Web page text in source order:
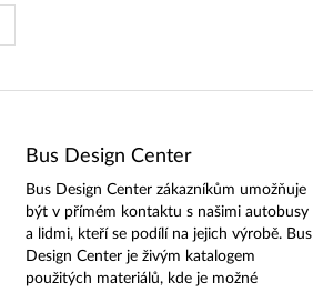
Bus Design Center
Bus Design Center zákazníkům umožňuje
být v přímém kontaktu s našimi autobusy
a lidmi, kteří se podílí na jejich výrobě. Bus
Design Center je živým katalogem
použitých materiálů, kde je možné